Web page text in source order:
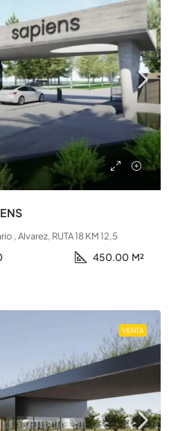
, Alvarez, RUTA 18 KM 12,5
450.00 M²
VENTA